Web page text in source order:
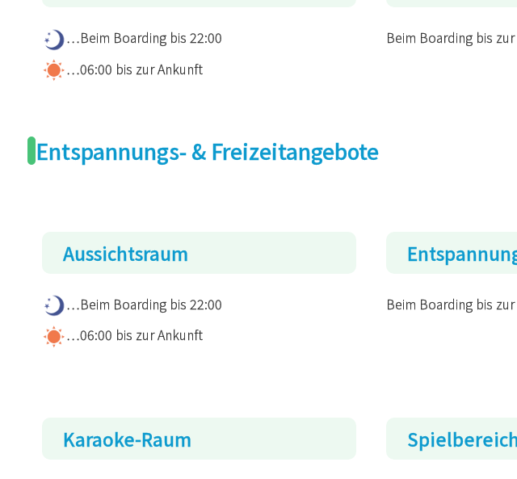
…Beim Boarding bis 22:00
…06:00 bis zur Ankunft
Beim Boarding bis
Entspannungs- & Freizeitangebote
Aussichtsraum
…Beim Boarding bis 22:00
…06:00 bis zur Ankunft
Beim Boarding bis
Karaoke-Raum